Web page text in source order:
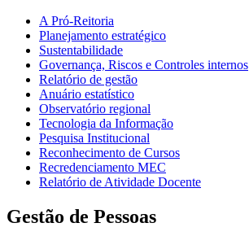
A Pró-Reitoria
Planejamento estratégico
Sustentabilidade
Governança, Riscos e Controles internos
Relatório de gestão
Anuário estatístico
Observatório regional
Tecnologia da Informação
Pesquisa Institucional
Reconhecimento de Cursos
Recredenciamento MEC
Relatório de Atividade Docente
Gestão de Pessoas